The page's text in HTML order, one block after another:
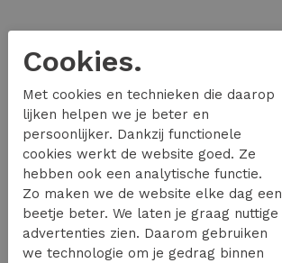
Cookies.
Met cookies en technieken die daarop
lijken helpen we je beter en
persoonlijker. Dankzij functionele
cookies werkt de website goed. Ze
hebben ook een analytische functie.
Zo maken we de website elke dag een
beetje beter. We laten je graag nuttige
advertenties zien. Daarom gebruiken
we technologie om je gedrag binnen